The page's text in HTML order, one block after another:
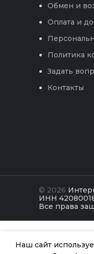
Обмен и
Оплата и
Политика
Задать
Контакты
© 2026
ИНН
Все права
Наш сайт